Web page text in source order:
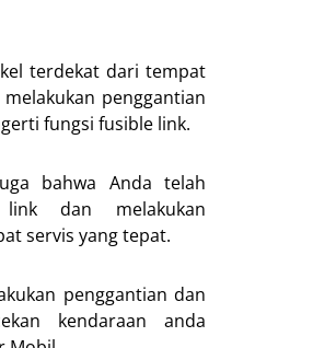
terdekat dari tempat
penggantian
fungsi fusible link.
bahwa Anda telah
dan melakukan
servis yang tepat.
penggantian dan
kendaraan anda